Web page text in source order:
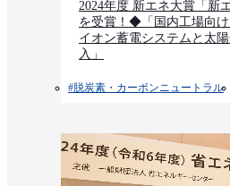
2024年度 新エネ大賞「新
を受賞！◆「国内工場向
イオン蓄電システムと太
入」
#脱炭素・カーボンニュートラル